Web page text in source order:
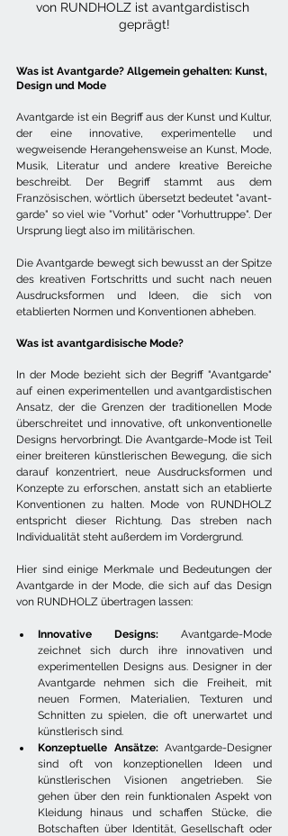
von RUNDHOLZ ist avantgardistisch
geprägt!
Was ist Avantgarde? Allgemein gehalten: Kunst,
Design und Mode
Avantgarde ist ein Begriff aus der Kunst und Kultur,
der eine innovative, experimentelle und
wegweisende Herangehensweise an Kunst, Mode,
Musik, Literatur und andere kreative Bereiche
beschreibt. Der Begriff stammt aus dem
Französischen, wörtlich übersetzt bedeutet "avant-
garde" so viel wie "Vorhut" oder "Vorhuttruppe". Der
Ursprung liegt also im militärischen.
Die Avantgarde bewegt sich bewusst an der Spitze
des kreativen Fortschritts und sucht nach neuen
Ausdrucksformen und Ideen, die sich von
etablierten Normen und Konventionen abheben.
Was ist avantgardisische Mode?
In der Mode bezieht sich der Begriff "Avantgarde"
auf einen experimentellen und avantgardistischen
Ansatz, der die Grenzen der traditionellen Mode
überschreitet und innovative, oft unkonventionelle
Designs hervorbringt. Die Avantgarde-Mode ist Teil
einer breiteren künstlerischen Bewegung, die sich
darauf konzentriert, neue Ausdrucksformen und
Konzepte zu erforschen, anstatt sich an etablierte
Konventionen zu halten. Mode von RUNDHOLZ
entspricht dieser Richtung. Das streben nach
Individualität steht außerdem im Vordergrund.
Hier sind einige Merkmale und Bedeutungen der
Avantgarde in der Mode, die sich auf das Design
von RUNDHOLZ übertragen lassen:
Innovative Designs: Avantgarde-Mode
zeichnet sich durch ihre innovativen und
experimentellen Designs aus. Designer in der
Avantgarde nehmen sich die Freiheit, mit
neuen Formen, Materialien, Texturen und
Schnitten zu spielen, die oft unerwartet und
künstlerisch sind.
Konzeptuelle Ansätze: Avantgarde-Designer
sind oft von konzeptionellen Ideen und
künstlerischen Visionen angetrieben. Sie
gehen über den rein funktionalen Aspekt von
Kleidung hinaus und schaffen Stücke, die
Botschaften über Identität, Gesellschaft oder